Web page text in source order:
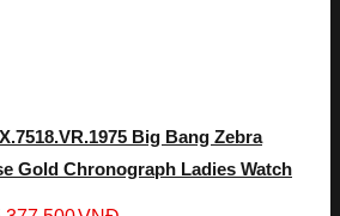
Big Bang Zebra
Gold Chronograph Ladies Watch